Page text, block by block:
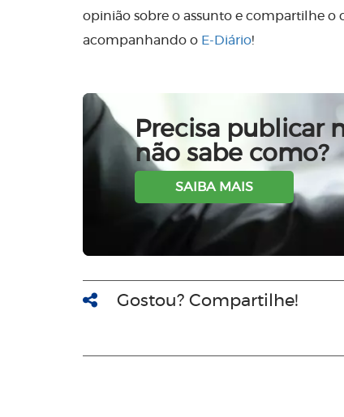
opinião sobre o assunto e compartilhe o
acompanhando o E-Diário!
Precisa publicar
não sabe como?
SAIBA MAIS
Gostou? Compartilhe!